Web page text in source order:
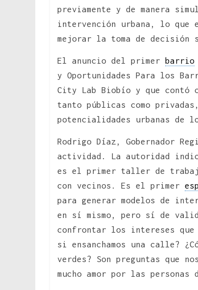
previamente y de manera
intervención urbana, lo
mejorar la toma de
El anuncio del primer barrio
y Oportunidades Para los
City Lab Biobío y que contó
tanto públicas como
potencialidades urbanas
Rodrigo Díaz, Gobernador
actividad. La autoridad
es el primer taller de
con vecinos. Es el primer
para generar modelos de
en sí mismo, pero sí de
confrontar los intereses que
si ensanchamos una calle?
verdes? Son preguntas que
mucho amor por las personas